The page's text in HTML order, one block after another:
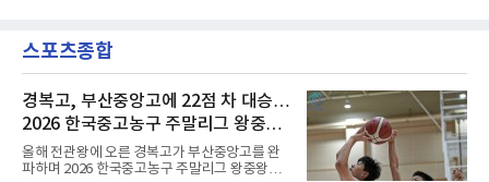
다. 2023년 사우디아라비아 알아흘리로 옮겨
2024-2025시즌과 2025-2026시즌
큰 틀의 계약 조건은 이미 합의됐고 구단은 개막
을 앞두고 영입 절차를 서두르고 있다.그의 최근
지난 시즌 아스널과 상호 합의로 계약을 해지했
고, 네덜란드 아약스에서 시즌 막판 8경기를 소
화했다. 이후 일본 대표로 월드컵에 나서 선발 2
경기를 포함해 3경기를 뛰며 감각을 끌어올렸
다.구단의 판단은 신중했다. 크리스털 팰리스는
스포츠종합
경복고, 부산중앙고에 22점 차 대승…
2026 한국중고농구 주말리그 왕중왕
전 첫 승 신고
올해 전관왕에 오른 경복고가 부산중앙고를 완
파하며 2026 한국중고농구 주말리그 왕중왕전